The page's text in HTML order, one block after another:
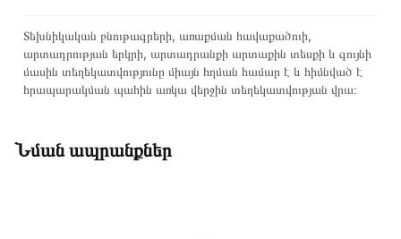
Տեխնիկական բնութագրերի, առաքման հավաքածուի,
արտադրության երկրի, արտադրանքի արտաքին տեսքի և գույնի
մասին տեղեկատվությունը միայն հղման համար է և հիմնված է
հրապարակման պահին առկա վերջին տեղեկատվության վրա։
Նման ապրանքներ